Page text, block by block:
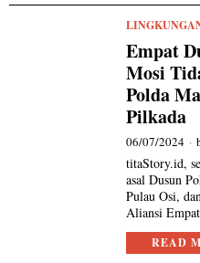
Empat
Mosi
Polda
Pilkada
06/07/2024
titaStory.id,
asal Dusun
Pulau Osi,
Aliansi Empat
READ